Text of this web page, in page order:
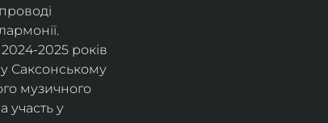
2025 років
Саксонському
музичного
участь у